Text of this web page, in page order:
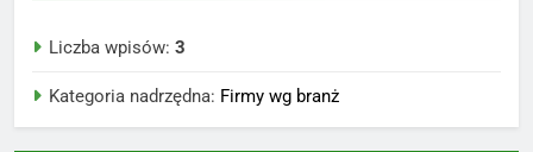
Liczba wpisów: 3
Kategoria nadrzędna: Firmy wg branż